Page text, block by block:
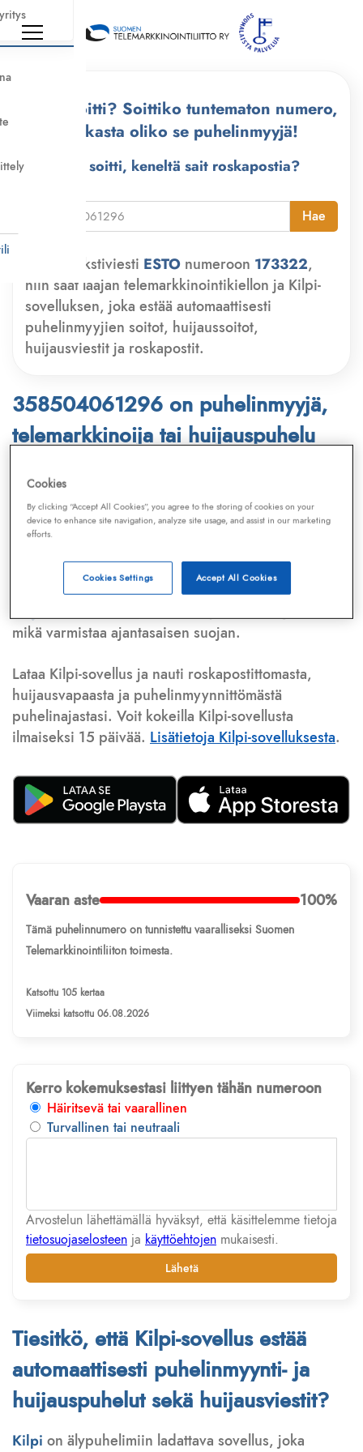
Kuka soitti? Soittiko tuntematon numero,
tarkasta oliko se puhelinmyyjä!
Kuka soitti, keneltä sait roskapostia?
Hae
Lähetä tekstiviesti ESTO numeroon 173322,
niin saat laajan telemarkkinointikiellon ja Kilpi-
sovelluksen, joka estää automaattisesti
puhelinmyyjien soitot, huijaussoitot,
huijausviestit ja roskapostit.
358504061296 on puhelinmyyjä,
telemarkkinoija tai huijauspuhelu
Puhelinnumero
Telemarkkinointiliiton jaKilpi-sovelluksen
tietokannasta, joka kattaa satoja tuhansia
Lisäksi tunnistamme automaattisesti, jos kyseessä on
puhelinhuijarin numero, sähköpostiosoitetai
huijausviesti. Tietokantaamme päivitetään jatkuvasti,
mikä varmistaa ajantasaisen suojan.
Lataa Kilpi-sovellus ja nauti roskapostittomasta,
huijausvapaasta ja puhelinmyynnittömästä
puhelinajastasi. Voit kokeilla Kilpi-sovellusta
ilmaiseksi 15 päivää. Lisätietoja Kilpi-sovelluksesta.
Vaaran aste 100%
Tämä puhelinnumero on tunnistettu vaaralliseksi Suomen
Telemarkkinointiliiton toimesta.
Katsottu 105 kertaa
Viimeksi katsottu 06.08.2026
Kerro kokemuksestasi liittyen tähän numeroon
Häiritsevä tai vaarallinen
Turvallinen tai neutraali
Arvostelun lähettämällä hyväksyt, että käsittelemme tietoja
tietosuojaselosteen ja käyttöehtojen mukaisesti.
Lähetä
Tiesitkö, että Kilpi-sovellus estää
automaattisesti puhelinmyynti- ja
huijauspuhelut sekä huijausviestit?
Kilpi on älypuhelimiin ladattava sovellus, joka
Cookies
By clicking “Accept All Cookies”, you agree to the storing of cookies on your
device to enhance site navigation, analyze site usage, and assist in our marketing
efforts.
Accept All Cookies
Cookies Settings